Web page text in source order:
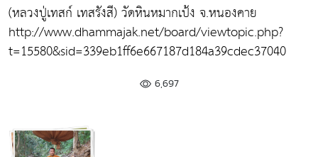
(หลวงปู่เทสก์ เทสรังสี) วัดหินหมากเป้ง จ.หนองคาย
http://www.dhammajak.net/board/viewtopic.php?
t=15580&sid=339eb1ff6e667187d184a39cdec37040
6,697